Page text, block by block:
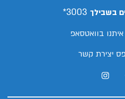
בשבילך 3003*
בוואטסאפ
יצירת קשר